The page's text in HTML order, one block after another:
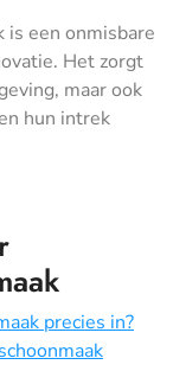
is een onmisbare
Het zorgt
maar ook
hun intrek
precies in?